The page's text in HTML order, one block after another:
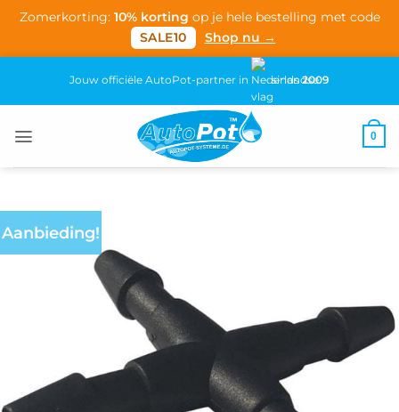
Zomerkorting: 10% korting op je hele bestelling met code
SALE10
Shop nu →
inhoud
Jouw officiële AutoPot-partner in sinds2009
0
Aanbieding!